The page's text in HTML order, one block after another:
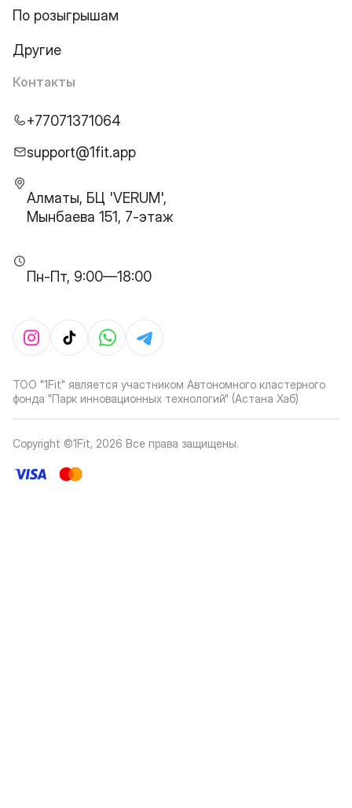
По розыгрышам
Другие
Контакты
+77071371064
support@1fit.app
Алматы, БЦ 'VERUM',
Мынбаева 151, 7-этаж
Пн-Пт, 9:00—18:00
ТОО "1Fit" является участником Автономного кластерного
фонда "Парк инновационных технологий" (Астана Хаб)
Copyright ©1Fit, 2026 Все права защищены.